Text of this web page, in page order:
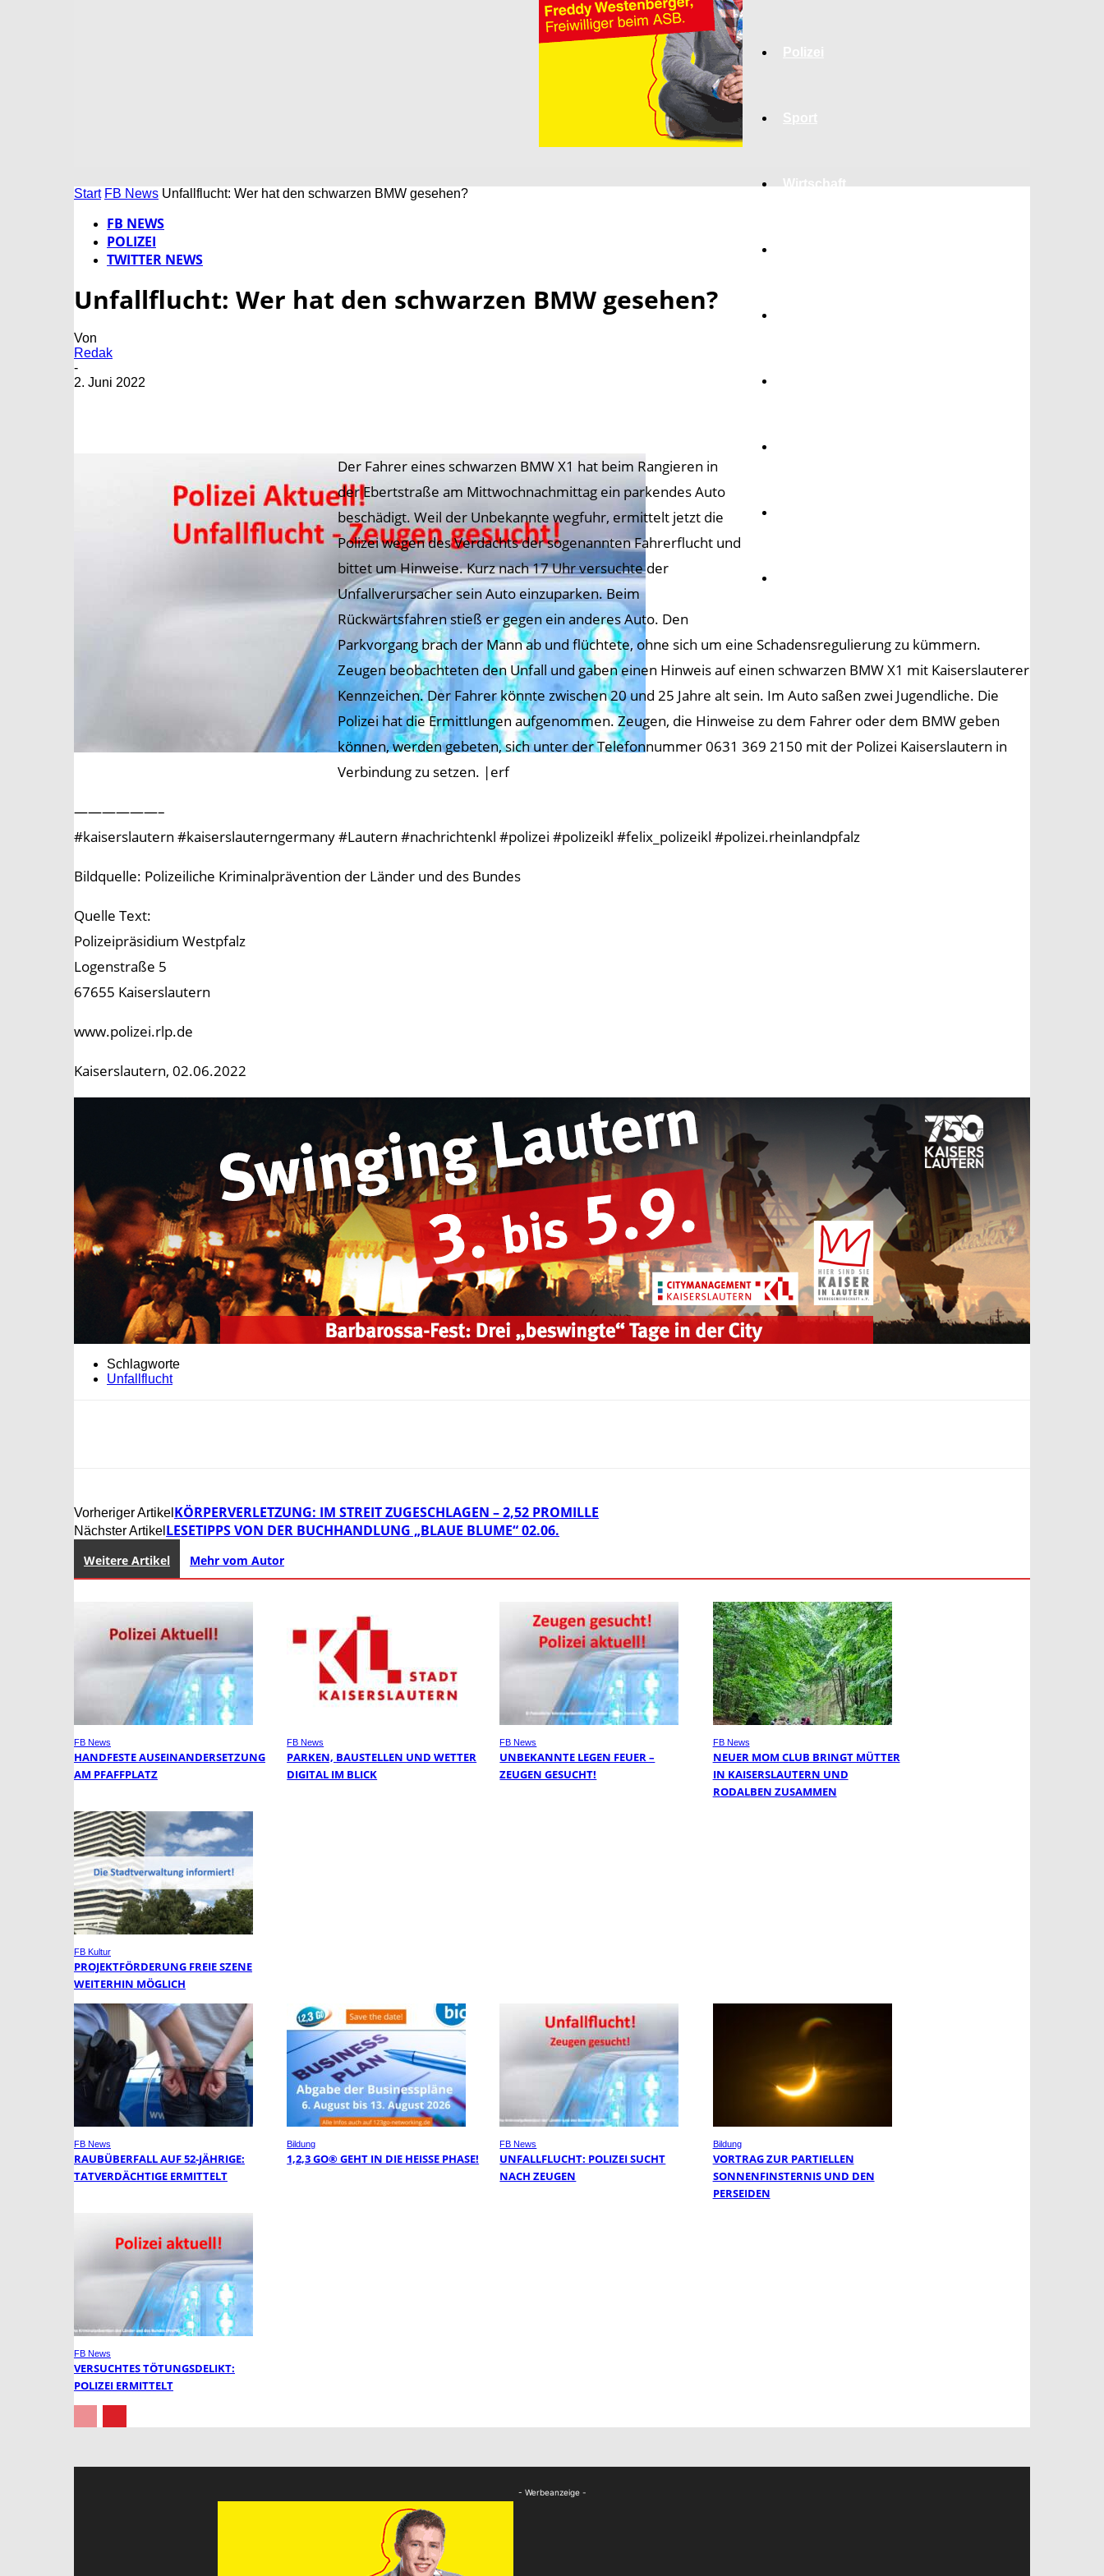
Wirtschaft
Start FB News Unfallflucht: Wer hat den schwarzen BMW gesehen?
FB NEWS
POLIZEI
TWITTER NEWS
Unfallflucht: Wer hat den schwarzen BMW gesehen?
Von
Redak
-
2. Juni 2022
Der Fahrer eines schwarzen BMW X1 hat beim Rangieren in
der Ebertstraße am Mittwochnachmittag ein parkendes Auto
beschädigt. Weil der Unbekannte wegfuhr, ermittelt jetzt die
Polizei wegen des Verdachts der sogenannten Fahrerflucht und
bittet um Hinweise. Kurz nach 17 Uhr versuchte der
Unfallverursacher sein Auto einzuparken. Beim
Rückwärtsfahren stieß er gegen ein anderes Auto. Den
Parkvorgang brach der Mann ab und flüchtete, ohne sich um eine Schadensregulierung zu kümmern.
Zeugen beobachteten den Unfall und gaben einen Hinweis auf einen schwarzen BMW X1 mit Kaiserslauterer
Kennzeichen. Der Fahrer könnte zwischen 20 und 25 Jahre alt sein. Im Auto saßen zwei Jugendliche. Die
Polizei hat die Ermittlungen aufgenommen. Zeugen, die Hinweise zu dem Fahrer oder dem BMW geben
können, werden gebeten, sich unter der Telefonnummer 0631 369 2150 mit der Polizei Kaiserslautern in
Verbindung zu setzen. |erf
——————–
#kaiserslautern #kaiserslauterngermany #Lautern #nachrichtenkl #polizei #polizeikl #felix_polizeikl #polizei.rheinlandpfalz
Bildquelle: Polizeiliche Kriminalprävention der Länder und des Bundes
Quelle Text:
Polizeipräsidium Westpfalz
Logenstraße 5
67655 Kaiserslautern
www.polizei.rlp.de
Kaiserslautern, 02.06.2022
Schlagworte
Unfallflucht
Vorheriger Artikel KÖRPERVERLETZUNG: IM STREIT ZUGESCHLAGEN – 2,52 PROMILLE
Nächster Artikel LESETIPPS VON DER BUCHHANDLUNG „BLAUE BLUME“ 02.06.
Weitere Artikel Mehr vom Autor
FB News
HANDFESTE AUSEINANDERSETZUNG
AM PFAFFPLATZ
FB News
PARKEN, BAUSTELLEN UND WETTER
DIGITAL IM BLICK
FB News
UNBEKANNTE LEGEN FEUER –
ZEUGEN GESUCHT!
FB News
NEUER MOM CLUB BRINGT MÜTTER
IN KAISERSLAUTERN UND
RODALBEN ZUSAMMEN
FB Kultur
PROJEKTFÖRDERUNG FREIE SZENE
WEITERHIN MÖGLICH
FB News
RAUBÜBERFALL AUF 52-JÄHRIGE:
TATVERDÄCHTIGE ERMITTELT
Bildung
1,2,3 GO® GEHT IN DIE HEISSE PHASE!
FB News
UNFALLFLUCHT: POLIZEI SUCHT
NACH ZEUGEN
Bildung
VORTRAG ZUR PARTIELLEN
SONNENFINSTERNIS UND DEN
PERSEIDEN
FB News
VERSUCHTES TÖTUNGSDELIKT:
POLIZEI ERMITTELT
- Werbeanzeige -